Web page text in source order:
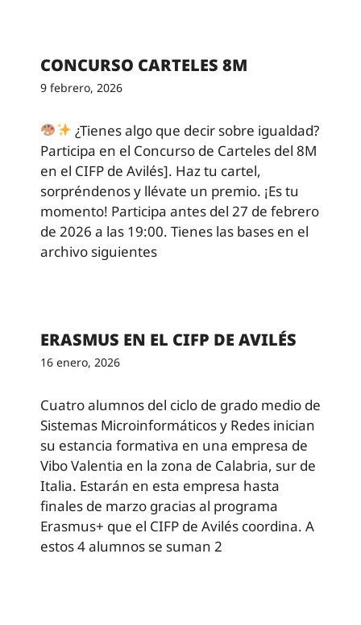
CONCURSO CARTELES 8M
9 febrero, 2026
¿Tienes algo que decir sobre igualdad?
Participa en el Concurso de Carteles del 8M
en el CIFP de Avilés]. Haz tu cartel,
sorpréndenos y llévate un premio. ¡Es tu
momento! Participa antes del 27 de febrero
de 2026 a las 19:00. Tienes las bases en el
archivo siguientes
ERASMUS EN EL CIFP DE AVILÉS
16 enero, 2026
Cuatro alumnos del ciclo de grado medio de
Sistemas Microinformáticos y Redes inician
su estancia formativa en una empresa de
Vibo Valentia en la zona de Calabria, sur de
Italia. Estarán en esta empresa hasta
finales de marzo gracias al programa
Erasmus+ que el CIFP de Avilés coordina. A
estos 4 alumnos se suman 2